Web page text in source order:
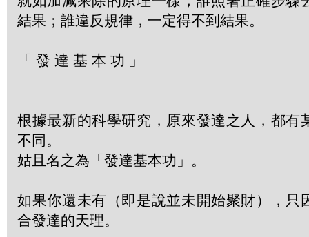
結果；誰違反規律，一定得不到結果。
「 發 達 基 本 功 」
根據最新的科學研究，原來發達之人，都有
不同。
姑且名之為「發達基本功」。
如果你還未有（即是說並未開始聚財），只
合發達的天理。